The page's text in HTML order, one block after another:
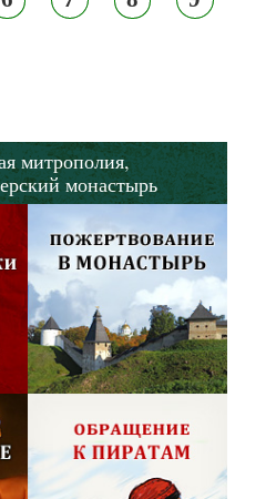
митрополия,
монастырь